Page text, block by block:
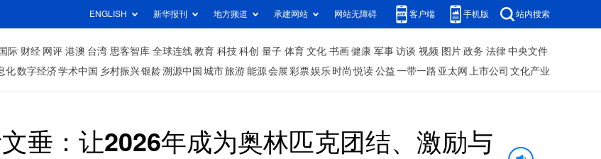
ENGLISH 新华报刊 地方频道 承建网站 网站无障碍 客户端 手机版 站内搜索
国际 财经 网评 港澳 台湾 思客智库 全球连线 教育 科技 科创 量子 体育 文化 书画 健康 军事 访谈 视频 图片 政务 法律 中央文件
化数字经济学术中国 乡村振兴银龄溯源中国 城市旅游 能源 会展 彩票娱乐 时尚 悦读 公益 一带一路 亚太网 上市公司 文化产业
垂：让2026年成为奥林匹克团结、激励与